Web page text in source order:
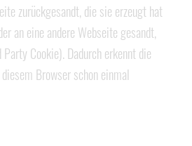
zurückgesandt, die sie erzeugt hat
an eine andere Webseite gesandt,
Cookie). Dadurch erkennt die
Browser schon einmal